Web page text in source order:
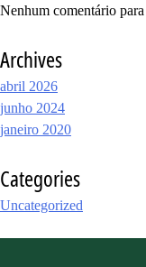
Nenhum comentário para
Archives
abril 2026
junho 2024
janeiro 2020
Categories
Uncategorized